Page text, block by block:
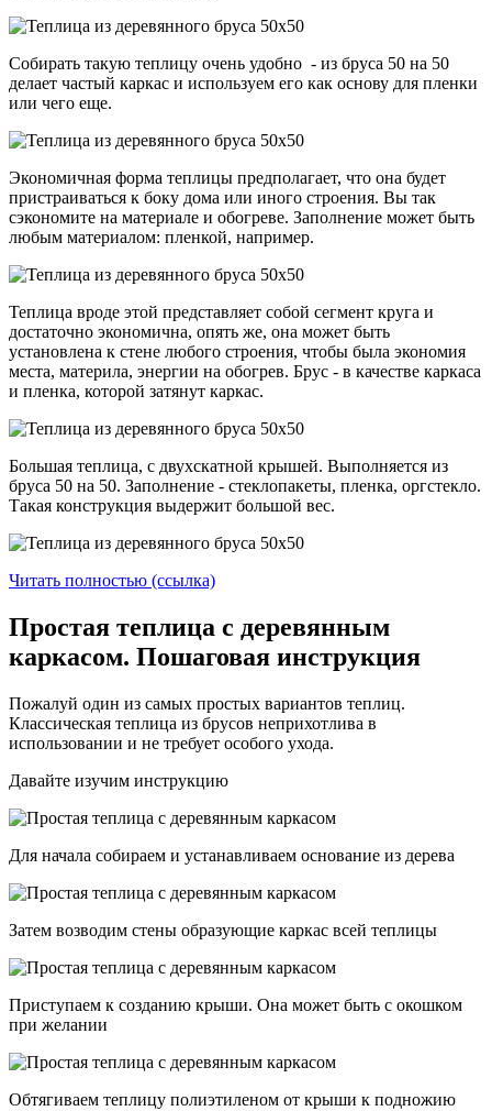
Собирать такую теплицу очень удобно - из бруса 50 на 50
делает частый каркас и используем его как основу для пленки
или чего еще.
Экономичная форма теплицы предполагает, что она будет
пристраиваться к боку дома или иного строения. Вы так
сэкономите на материале и обогреве. Заполнение может быть
любым материалом: пленкой, например.
Теплица вроде этой представляет собой сегмент круга и
достаточно экономична, опять же, она может быть
установлена к стене любого строения, чтобы была экономия
места, материла, энергии на обогрев. Брус - в качестве каркаса
и пленка, которой затянут каркас.
Большая теплица, с двухскатной крышей. Выполняется из
бруса 50 на 50. Заполнение - стеклопакеты, пленка, оргстекло.
Такая конструкция выдержит большой вес.
Читать полностью (ссылка)
Простая теплица с деревянным
каркасом. Пошаговая инструкция
Пожалуй один из самых простых вариантов теплиц.
Классическая теплица из брусов неприхотлива в
использовании и не требует особого ухода.
Давайте изучим инструкцию
Для начала собираем и устанавливаем основание из дерева
Затем возводим стены образующие каркас всей теплицы
Приступаем к созданию крыши. Она может быть с окошком
при желании
Обтягиваем теплицу полиэтиленом от крыши к подножию